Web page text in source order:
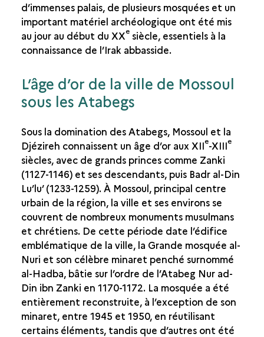
d’immenses palais, de plusieurs mosquées et un
important matériel archéologique ont été mis
au jour au début du XXesiècle, essentiels à la
connaissance de l’Irak abbasside.
L’âge d’or de la ville de Mossoul
sous les Atabegs
Sous la domination des Atabegs, Mossoul et la
Djézireh connaissent un âge d’or aux XIIe-XIIIe
siècles, avec de grands princes comme Zanki
(1127-1146) et ses descendants, puis Badr al-Din
Lu’lu’ (1233-1259). À Mossoul, principal centre
urbain de la région, la ville et ses environs se
couvrent de nombreux monuments musulmans
et chrétiens. De cette période date l’édifice
emblématique de la ville, la Grande mosquée al-
Nuri et son célèbre minaret penché surnommé
al-Hadba, bâtie sur l’ordre de l’Atabeg Nur ad-
Din ibn Zanki en 1170-1172. La mosquée a été
entièrement reconstruite, à l’exception de son
minaret, entre 1945 et 1950, en réutilisant
certains éléments, tandis que d’autres ont été